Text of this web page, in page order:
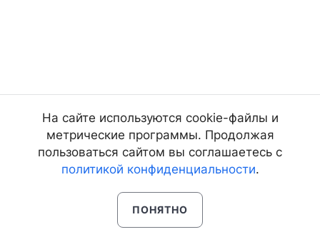
На сайте используются cookie-файлы и
метрические программы. Продолжая
пользоваться сайтом вы соглашаетесь с
политикой конфиденциальности.
ПОНЯТНО